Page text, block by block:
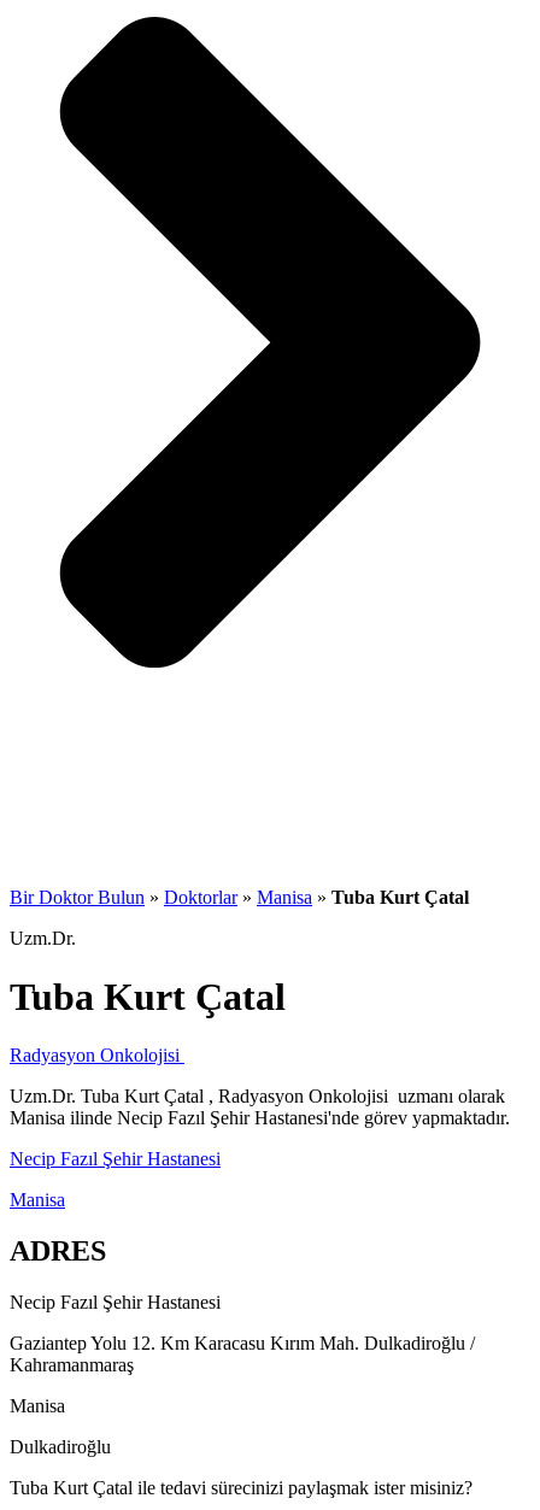
Bir Doktor Bulun » Doktorlar» Manisa » Tuba Kurt Çatal
Uzm.Dr.
Tuba Kurt Çatal
Radyasyon Onkolojisi
Uzm.Dr. Tuba Kurt Çatal , Radyasyon Onkolojisi uzmanı olarak
Manisa ilinde Necip Fazıl Şehir Hastanesi'nde görev yapmaktadır.
Necip Fazıl Şehir Hastanesi
Manisa
ADRES
Necip Fazıl Şehir Hastanesi
Gaziantep Yolu 12. Km Karacasu Kırım Mah. Dulkadiroğlu /
Kahramanmaraş
Manisa
Dulkadiroğlu
Tuba Kurt Çatal ile tedavi sürecinizi paylaşmak ister misiniz?